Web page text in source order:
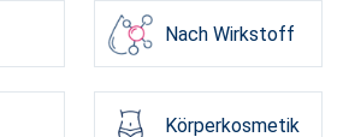
Nach Wirkstoff
Körperkosmetik